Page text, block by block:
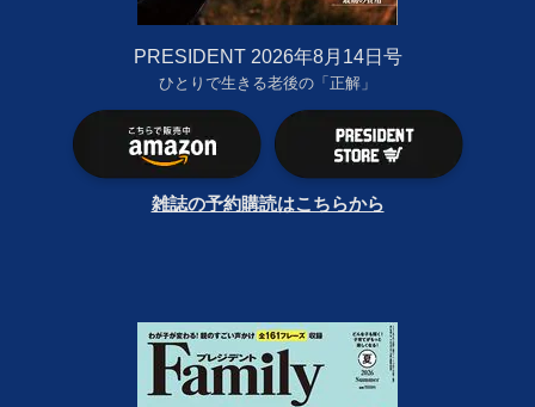
PRESIDENT 2026年8月14日号
ひとりで生きる老後の「正解」
雑誌の予約購読はこちらから